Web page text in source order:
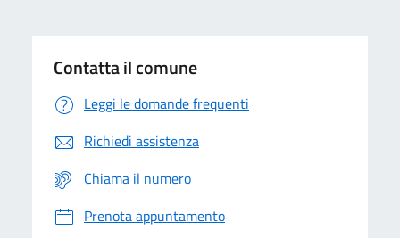
Contatta il comune
Leggi le domande frequenti
Richiedi assistenza
Chiama il numero
Prenota appuntamento